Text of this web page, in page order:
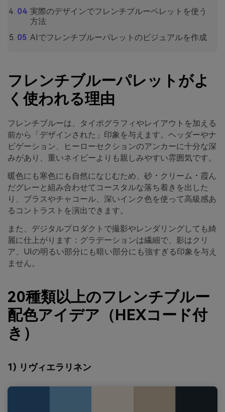
実際のデザインでフレンチブルーペレットを使う
方法
AIでフレンチブルーパレットのビジュアルを作成
フレンチブルーパレットがよ
く使われる理由
フレンチブルーは、タイポグラフィやレイアウトを加える
前から「デザインされた」印象を与えます。ヘッダーやナ
ビゲーション、ヒーローセクションのアンカーに十分な深
みがあり、重いネイビーよりも親しみやすい雰囲気です。
暖色にも寒色にも自然になじむため、砂・クリーム・霞ん
だグレーと組み合わせてコースタルな落ち着きを出した
り、ブラスやチャコール、深いインク色を使って高級感あ
るコントラストを演出できます。
また、デジタルプロダクトで撮影やレンダリングしても綺
麗に仕上がります：グラデーションは繊細で、影はクリ
ア、UIの明るい部分にも暗い部分にも強すぎる印象を与え
ません。
20種類以上のフレンチブルー
配色アイデア（HEXコード付
き）
1) リヴィエラリネン